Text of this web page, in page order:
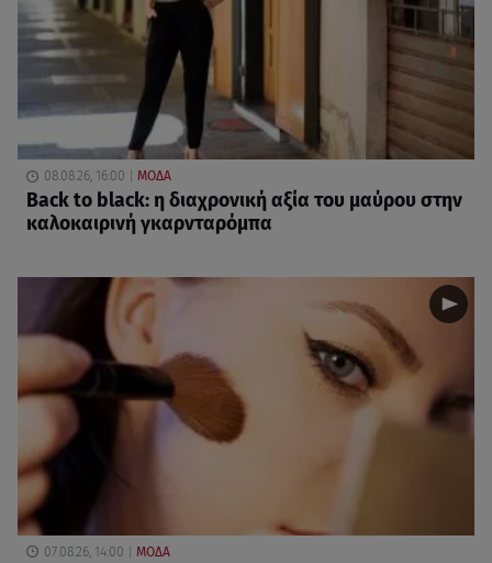
08.08.26, 16:00 ΜΟΔΑ
Back to black: η διαχρονική αξία του μαύρου στην
καλοκαιρινή γκαρνταρόμπα
07.08.26, 14:00 ΜΟΔΑ